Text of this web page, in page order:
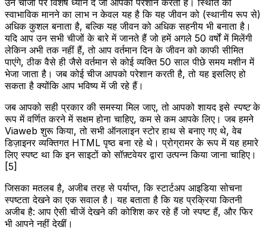
स्वाभाविक मानने का लाभ न केवल यह है कि यह जीवन को (स्थानीय रूप से)
अधिक कुशल बनाता है, बल्कि यह जीवन को अधिक सहनीय भी बनाता है।
यदि आप उन सभी चीजों के बारे में जानते हैं जो हमें अगले 50 वर्षों में मिलेंगी
लेकिन अभी तक नहीं हैं, तो आप वर्तमान दिन के जीवन को काफी सीमित
पाएंगे, ठीक वैसे ही जैसे वर्तमान से कोई व्यक्ति 50 साल पीछे समय मशीन में
भेजा जाता है। जब कोई चीज आपको परेशान करती है, तो यह इसलिए हो
सकता है क्योंकि आप भविष्य में जी रहे हैं।
जब आपको सही प्रकार की समस्या मिल जाए, तो आपको शायद इसे स्पष्टके
रूप में वर्णित करने में सक्षम होना चाहिए, कम से कम आपके लिए। जब हमने
Viaweb शुरू किया, तो सभी ऑनलाइन स्टोर हाथ से बनाए गए थे, वेब
डिज़ाइनर व्यक्तिगत HTML पृष्ठ बना रहे थे। प्रोग्रामर के रूप में यह हमारे
लिए स्पष्ट था कि इन साइटों को सॉफ़्टवेयर द्वारा उत्पन्न किया जाना चाहिए।
[5]
जिसका मतलब है, अजीब तरह से पर्याप्त, कि स्टार्टअप आइडिया सोचना
स्पष्टता देखने का एक सवाल है। यह बताता है कि यह प्रक्रिया कितनी
अजीब है: आप ऐसी चीजें देखने की कोशिश कर रहे हैं जो स्पष्ट हैं, और फिर
भी आपने नहीं देखीं।